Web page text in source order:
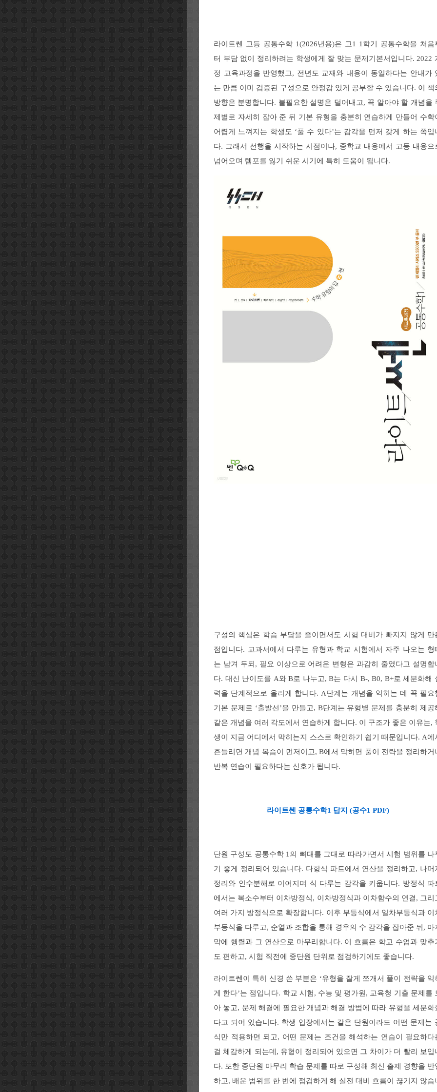
라이트쎈 고등 공통수학 1(2026년용)은 고1 1학기 공통수학을 처음
터 부담 없이 정리하려는 학생에게 잘 맞는 문제기본서입니다. 2022
정 교육과정을 반영했고, 전년도 교재와 내용이 동일하다는 안내가
는 만큼 이미 검증된 구성으로 안정감 있게 공부할 수 있습니다. 이 책
방향은 분명합니다. 불필요한 설명은 덜어내고, 꼭 알아야 할 개념을
제별로 자세히 잡아 준 뒤 기본 유형을 충분히 연습하게 만들어 수학
어렵게 느껴지는 학생도 ‘풀 수 있다’는 감각을 먼저 갖게 하는 쪽입
다. 그래서 선행을 시작하는 시점이나, 중학교 내용에서 고등 내용으
넘어오며 템포를 잃기 쉬운 시기에 특히 도움이 됩니다.
구성의 핵심은 학습 부담을 줄이면서도 시험 대비가 빠지지 않게 만
점입니다. 교과서에서 다루는 유형과 학교 시험에서 자주 나오는 형
는 남겨 두되, 필요 이상으로 어려운 변형은 과감히 줄였다고 설명합
다. 대신 난이도를 A와 B로 나누고, B는 다시 B-, B0, B+로 세분화해
력을 단계적으로 올리게 합니다. A단계는 개념을 익히는 데 꼭 필요
기본 문제로 ‘출발선’을 만들고, B단계는 유형별 문제를 충분히 제공
같은 개념을 여러 각도에서 연습하게 합니다. 이 구조가 좋은 이유는,
생이 지금 어디에서 막히는지 스스로 확인하기 쉽기 때문입니다. A에
흔들리면 개념 복습이 먼저이고, B에서 막히면 풀이 전략을 정리하거
반복 연습이 필요하다는 신호가 됩니다.
라이트쎈 공통수학1 답지 (공수1 PDF)
단원 구성도 공통수학 1의 뼈대를 그대로 따라가면서 시험 범위를 나
기 좋게 정리되어 있습니다. 다항식 파트에서 연산을 정리하고, 나머
정리와 인수분해로 이어지며 식 다루는 감각을 키웁니다. 방정식 파
에서는 복소수부터 이차방정식, 이차방정식과 이차함수의 연결, 그리
여러 가지 방정식으로 확장합니다. 이후 부등식에서 일차부등식과 이
부등식을 다루고, 순열과 조합을 통해 경우의 수 감각을 잡아준 뒤, 마
막에 행렬과 그 연산으로 마무리합니다. 이 흐름은 학교 수업과 맞추
도 편하고, 시험 직전에 중단원 단위로 점검하기에도 좋습니다.
라이트쎈이 특히 신경 쓴 부분은 ‘유형을 잘게 쪼개서 풀이 전략을 익
게 한다’는 점입니다. 학교 시험, 수능 및 평가원, 교육청 기출 문제를
아 놓고, 문제 해결에 필요한 개념과 해결 방법에 따라 유형을 세분화
다고 되어 있습니다. 학생 입장에서는 같은 단원이라도 어떤 문제는
식만 적용하면 되고, 어떤 문제는 조건을 해석하는 연습이 필요하다
걸 체감하게 되는데, 유형이 정리되어 있으면 그 차이가 더 빨리 보입
다. 또한 중단원 마무리 학습 문제를 따로 구성해 최신 출제 경향을 반
하고, 배운 범위를 한 번에 점검하게 해 실전 대비 흐름이 끊기지 않습